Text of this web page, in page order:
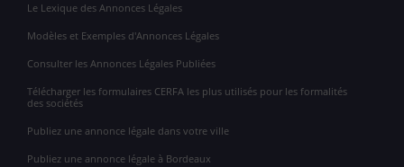
Le Lexique des Annonces Légales
Modèles et Exemples d'Annonces Légales
Consulter les Annonces Légales Publiées
Télécharger les formulaires CERFA les plus utilisés pour les formalités
des sociétés
Publiez une annonce légale dans votre ville
Publiez une annonce légale à Bordeaux